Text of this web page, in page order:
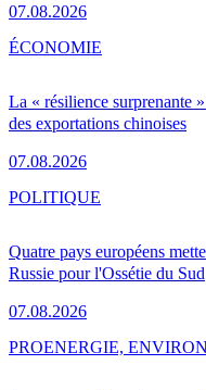
07.08.2026
La « résilience surprenante
des exportations chinoises
07.08.2026
ÉCONOMIE
Quatre pays européens
Russie pour l'Ossétie du Sud
07.08.2026
POLITIQUE
PROENERGIE,